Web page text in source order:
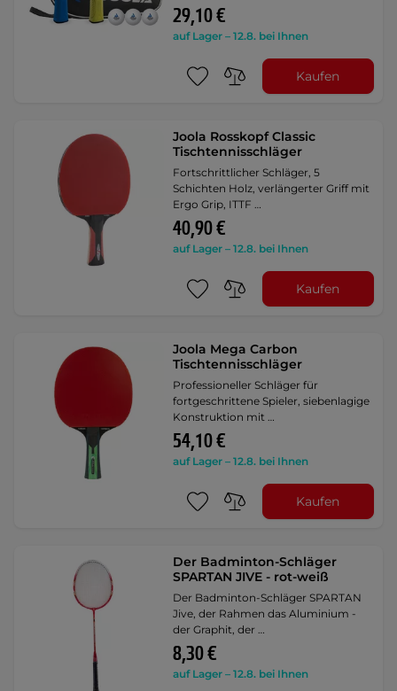
29,10 €
auf Lager – 12.8. bei Ihnen
Kaufen
Joola Rosskopf Classic
Tischtennisschläger
Fortschrittlicher Schläger, 5
Schichten Holz, verlängerter Griff mit
Ergo Grip, ITTF …
40,90 €
auf Lager – 12.8. bei Ihnen
Kaufen
Joola Mega Carbon
Tischtennisschläger
Professioneller Schläger für
fortgeschrittene Spieler, siebenlagige
Konstruktion mit …
54,10 €
auf Lager – 12.8. bei Ihnen
Kaufen
Der Badminton-Schläger
SPARTAN JIVE - rot-weiß
Der Badminton-Schläger SPARTAN
Jive, der Rahmen das Aluminium -
der Graphit, der …
8,30 €
auf Lager – 12.8. bei Ihnen